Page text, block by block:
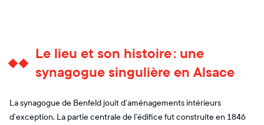
Le lieu et son histoire : une
synagogue singulière en Alsace
La synagogue de Benfeld jouit d’aménagements intérieurs
d’exception. La partie centrale de l’édifice fut construite en 1846